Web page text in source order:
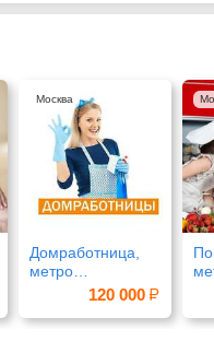
Домработница,
метро
Павелецкая120 000
Москва